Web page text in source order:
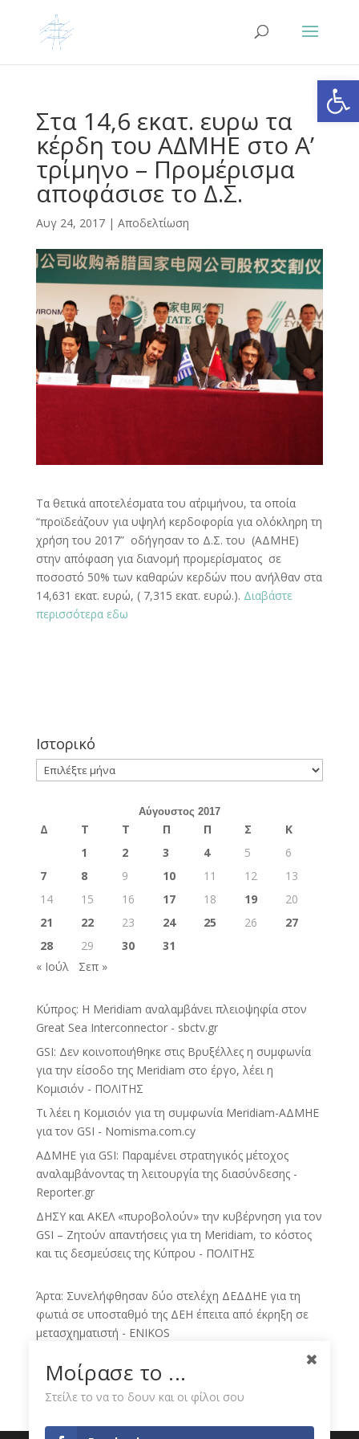
Στα 14,6 εκατ. ευρω τα
κέρδη του ΑΔΜΗΕ στο Α’
τρίμηνο – Προμέρισμα
αποφάσισε το Δ.Σ.
Αυγ 24, 2017| Αποδελτίωση
Τα θετικά αποτελέσματα του α΄τριμήνου, τα οποία
“προϊδεάζουν για υψηλή κερδοφορία για ολόκληρη τη
χρήση του 2017” οδήγησαν το Δ.Σ. του (ΑΔΜΗΕ)
στην απόφαση για διανομή προμερίσματος σε
ποσοστό 50% των καθαρών κερδών που ανήλθαν στα
14,631 εκατ. ευρώ, ( 7,315 εκατ. ευρώ.). Διαβάστε
περισσότερα εδω
Ιστορικό
Ιστορικό
Αύγουστος 2017
Δ Τ Τ Π Π Σ
Κ
1
2 3 4 5
6
7
8 9 10 11 12
13
14
15 16 17 18 19
20
21
22 23 24 25 26
27
28
29 30
31
« Ιούλ
Σεπ »
Κύπρος: Η Meridiam αναλαμβάνει πλειοψηφία στον
Great Sea Interconnector - sbctv.gr
GSI: Δεν κοινοποιήθηκε στις Βρυξέλλες η συμφωνία
για την είσοδο της Meridiam στο έργο, λέει η
Κομισιόν - ΠΟΛΙΤΗΣ
Τι λέει η Κομισιόν για τη συμφωνία Meridiam-ΑΔΜΗΕ
για τον GSI - Nomisma.com.cy
ΑΔΜΗΕ για GSI: Παραμένει στρατηγικός μέτοχος
αναλαμβάνοντας τη λειτουργία της διασύνδεσης -
Reporter.gr
ΔΗΣΥ και ΑΚΕΛ «πυροβολούν» την κυβέρνηση για τον
GSI – Ζητούν απαντήσεις για τη Meridiam, το κόστος
και τις δεσμεύσεις της Κύπρου - ΠΟΛΙΤΗΣ
Άρτα: Συνελήφθησαν δύο στελέχη ΔΕΔΔΗΕ για τη
φωτιά σε υποσταθμό της ΔΕΗ έπειτα από έκρηξη σε
μετασχηματιστή - ENIKOS
Γενική συνέλευση του Πανελλαδικού Συνταξιούχων
ΔΕΗ - eleftheria.gr
Έντονη αντίδραση των συνταξιούχων ΔΕΗ Π.Ε.
Μοίρασε το ...
Στείλε το να το δουν και οι φίλοι σου